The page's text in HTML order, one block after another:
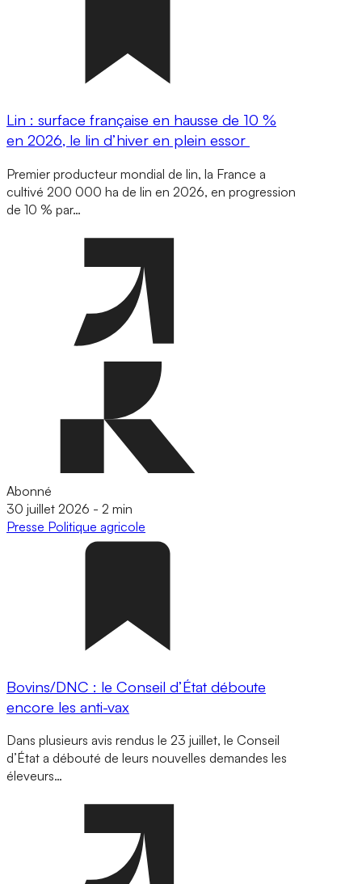
Lin : surface française en hausse de 10 %
en 2026, le lin d’hiver en plein essor
Premier producteur mondial de lin, la France a
cultivé 200 000 ha de lin en 2026, en progression
de 10 % par…
Abonné
30 juillet 2026 - 2 min
Presse Politique agricole
Bovins/DNC : le Conseil d’État déboute
encore les anti-vax
Dans plusieurs avis rendus le 23 juillet, le Conseil
d’État a débouté de leurs nouvelles demandes les
éleveurs…